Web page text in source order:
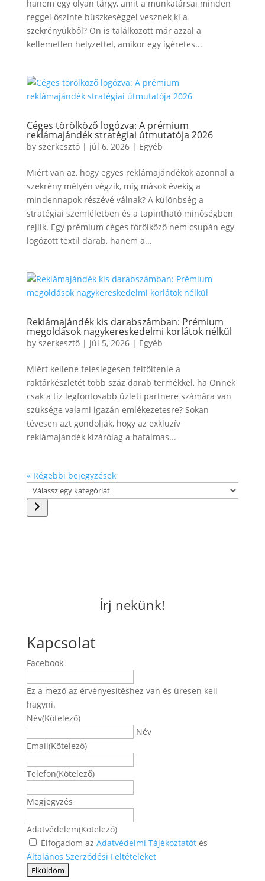
hanem egy olyan tárgy, amit a munkatársai minden
reggel őszinte büszkeséggel vesznek ki a
szekrényükből? Ön is találkozott már azzal a
kellemetlen helyzettel, amikor egy ígéretes...
Céges törölköző logózva: A prémium
reklámajándék stratégiai útmutatója 2026
by szerkesztő| júl 6, 2026| Egyéb
Miért van az, hogy egyes reklámajándékok azonnal a
szekrény mélyén végzik, míg mások évekig a
mindennapok részévé válnak? A különbség a
stratégiai szemléletben és a tapintható minőségben
rejlik. Egy prémium céges törölköző nem csupán egy
logózott textil darab, hanem a...
Reklámajándék kis darabszámban: Prémium
megoldások nagykereskedelmi korlátok nélkül
by szerkesztő| júl 5, 2026| Egyéb
Miért kellene feleslegesen feltöltenie a
raktárkészletét több száz darab termékkel, ha Önnek
csak a tíz legfontosabb üzleti partnere számára van
szüksége valami igazán emlékezetesre? Sokan
tévesen azt gondolják, hogy az exkluzív
reklámajándék kizárólag a hatalmas...
« Régebbi bejegyzések
Válassz
egy
kategóriát
Írj nekünk!
Kapcsolat
Facebook
Ez a mező az érvényesítéshez van és üresen kell
hagyni.
Név(Kötelező)
Név
Email(Kötelező)
Telefon(Kötelező)
Megjegyzés
Adatvédelem(Kötelező)
Elfogadom az Adatvédelmi Tájékoztatótés
Általános Szerződési Feltételeket